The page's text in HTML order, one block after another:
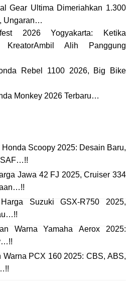
Gear Ultima Dimeriahkan 1.300
Ungaran…
2026 Yogyakarta: Ketika
Alih Panggung
Rebel 1100 2026, Big Bike
Monkey 2026 Terbaru…
Scoopy 2025: Desain Baru,
Jawa 42 FJ 2025, Cruiser 334
Suzuki GSX-R750 2025,
Warna Yamaha Aerox 2025:
Warna PCX 160 2025: CBS, ABS,